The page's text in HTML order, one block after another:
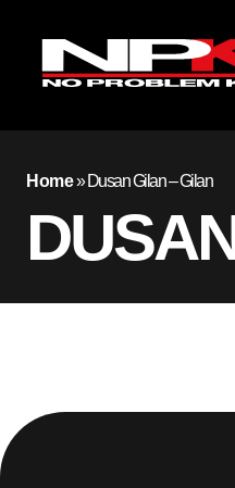
Home»Dusan Gilan – Gilan